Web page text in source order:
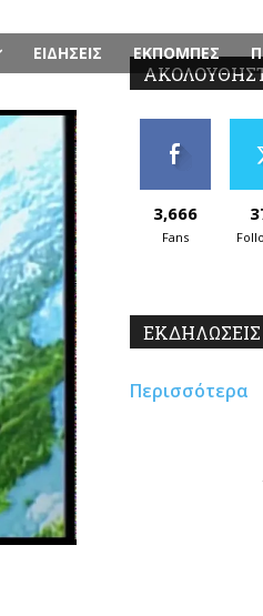
ΕΙΔΗΣΕΙΣ ΕΚΠΟΜΠΕΣ
3,666
Fans
ΕΚΔΗΛΩΣΕΙΣ
Περισσότερα